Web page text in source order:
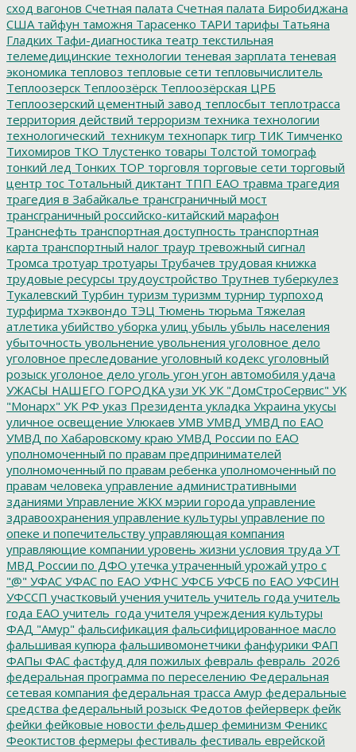
сход вагонов Счетная палата Счетная палата Биробиджана
США тайфун таможня Тарасенко ТАРИ тарифы Татьяна
Гладких Тафи-диагностика театр текстильная
телемедицинские технологии теневая зарплата теневая
экономика тепловоз тепловые сети тепловычислитель
Теплоозерск Теплоозёрск Теплоозёрская ЦРБ
Теплоозерский цементный завод теплосбыт теплотрасса
территория действий терроризм техника технологии
технологический_техникум технопарк тигр ТИК Тимченко
Тихомиров ТКО Тлустенко товары Толстой томограф
тонкий лед Тонких ТОР торговля торговые сети торговый
центр тос Тотальный диктант ТПП ЕАО травма трагедия
трагедия в Забайкалье трансграничный мост
трансграничный российско-китайский марафон
Транснефть транспортная доступность транспортная
карта транспортный налог траур тревожный сигнал
Тромса тротуар тротуары Трубачев трудовая книжка
трудовые ресурсы трудоустройство Трутнев туберкулез
Тукалевский Турбин туризм туризмм турнир турпоход
турфирма тхэквондо ТЭЦ Тюмень тюрьма Тяжелая
атлетика убийство уборка улиц убыль убыль населения
убыточность увольнение увольнения уголовное дело
уголовное преследование уголовный кодекс уголовный
розыск уголоное дело уголь угон угон автомобиля удача
УЖАСЫ НАШЕГО ГОРОДКА узи УК УК "ДомСтроСервис" УК
"Монарх" УК РФ указ Президента укладка Украина укусы
уличное освещение Улюкаев УМВ УМВД УМВД по ЕАО
УМВД по Хабаровскому краю УМВД России по ЕАО
уполномоченный по правам предпринимателей
уполномоченный по правам ребенка уполномоченный по
правам человека управление административными
зданиями Управление ЖКХ мэрии города управление
здравоохранения управление культуры управление по
опеке и попечительству управляющая компания
управляющие компании уровень жизни условия труда УТ
МВД России по ДФО утечка утраченный урожай утро с
"@" УФАС УФАС по ЕАО УФНС УФСБ УФСБ по ЕАО УФСИН
УФССП участковый учения учитель учитель года учитель
года ЕАО учитель_года учителя учреждения культуры
ФАД "Амур" фальсификация фальсифицированное масло
фальшивая купюра фальшивомонетчики фанфурики ФАП
ФАПы ФАС фастфуд для пожилых февраль февраль_2026
федеральная программа по переселению Федеральная
сетевая компания федеральная трасса Амур федеральные
средства федеральный розыск Федотов фейерверк фейк
фейки фейковые новости фельдшер феминизм Феникс
Феоктистов фермеры фестиваль фестиваль еврейской